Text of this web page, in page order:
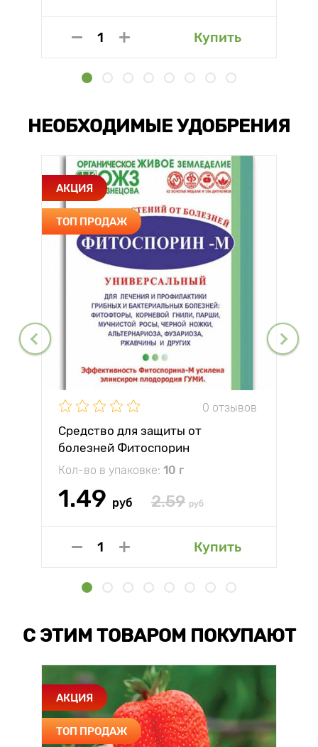
Купить
НЕОБХОДИМЫЕ УДОБРЕНИЯ
АКЦИЯ
ТОП ПРОДАЖ
0 отзывов
Средство для защиты от
болезней Фитоспорин
Кол-во в упаковке: 10 г
1.49 руб 2.59 руб
Купить
С ЭТИМ ТОВАРОМ ПОКУПАЮТ
АКЦИЯ
ТОП ПРОДАЖ